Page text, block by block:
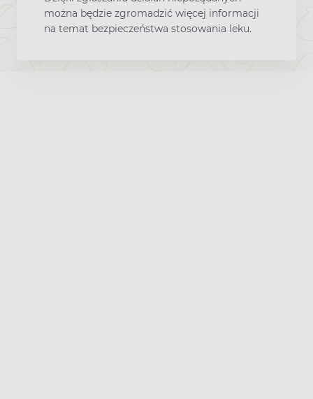
można będzie zgromadzić więcej informacji
na temat bezpieczeństwa stosowania leku.